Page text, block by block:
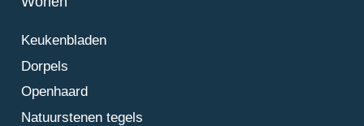
Keukenbladen
Dorpels
Openhaard
Natuurstenen tegels